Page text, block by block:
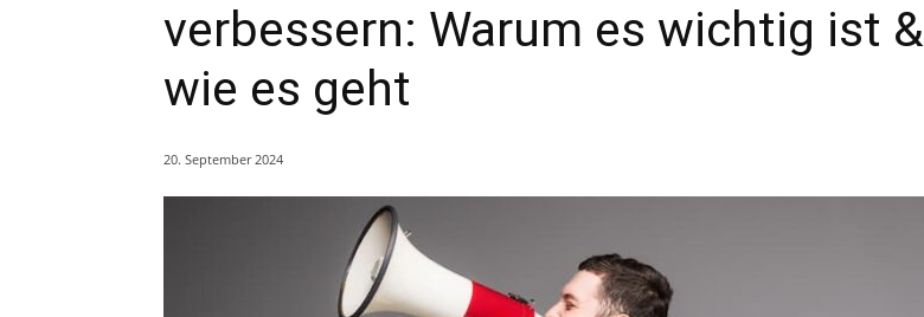
verbessern: Warum es wichtig ist &
wie es geht
20. September 2024